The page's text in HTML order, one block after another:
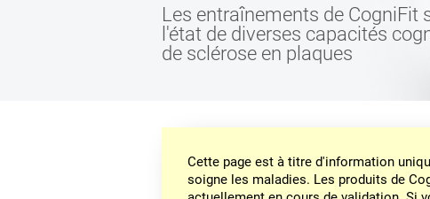
Les entraînements de
l'état de diverses capacités
de sclérose en plaques
Cette page est à titre d'information
soigne les maladies. Les produits de